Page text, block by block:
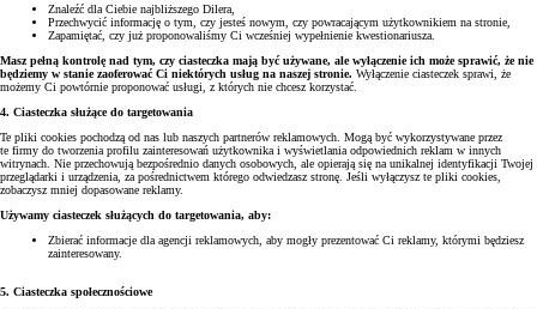
Znaleźć dla Ciebie najbliższego Dilera,
Przechwycić informację o tym, czy jesteś nowym, czy powracającym użytkownikiem na stronie,
Zapamiętać, czy już proponowaliśmy Ci wcześniej wypełnienie kwestionariusza.
Masz pełną kontrolę nad tym, czy ciasteczka mają być używane, ale wyłączenie ich może sprawić, że nie
będziemy w stanie zaoferować Ci niektórych usług na naszej stronie. Wyłączenie ciasteczek sprawi, że
możemy Ci powtórnie proponować usługi, z których nie chcesz korzystać.
4. Ciasteczka służące do targetowania
Te pliki cookies pochodzą od nas lub naszych partnerów reklamowych. Mogą być wykorzystywane przez
te firmy do tworzenia profilu zainteresowań użytkownika i wyświetlania odpowiednich reklam w innych
witrynach. Nie przechowują bezpośrednio danych osobowych, ale opierają się na unikalnej identyfikacji Twojej
przeglądarki i urządzenia, za pośrednictwem którego odwiedzasz stronę. Jeśli wyłączysz te pliki cookies,
zobaczysz mniej dopasowane reklamy.
Używamy ciasteczek służących do targetowania, aby:
Zbierać informacje dla agencji reklamowych, aby mogły prezentować Ci reklamy, którymi będziesz
zainteresowany.
5. Ciasteczka społecznościowe